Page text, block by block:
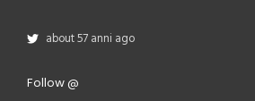
about 57 anni ago
Follow @